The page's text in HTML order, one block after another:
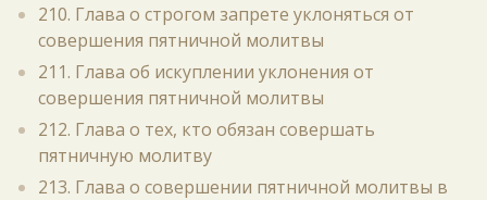
210. Глава о строгом запрете уклоняться от
совершения пятничной молитвы
211. Глава об искуплении уклонения от
совершения пятничной молитвы
212. Глава о тех, кто обязан совершать
пятничную молитву
213. Глава о совершении пятничной молитвы в